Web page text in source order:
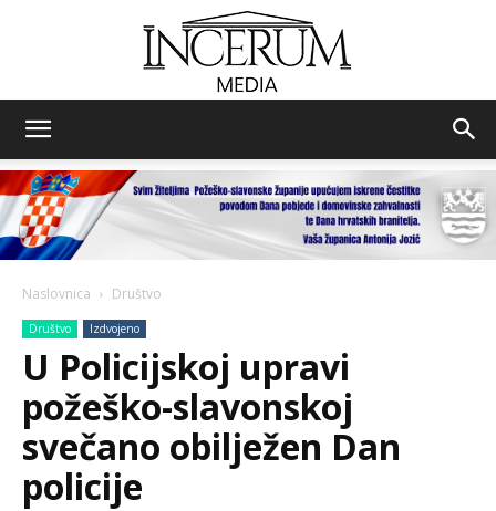
media
Naslovnica Društvo
Društvo Izdvojeno
U Policijskoj upravi
požeško-slavonskoj
svečano obilježen Dan
policije